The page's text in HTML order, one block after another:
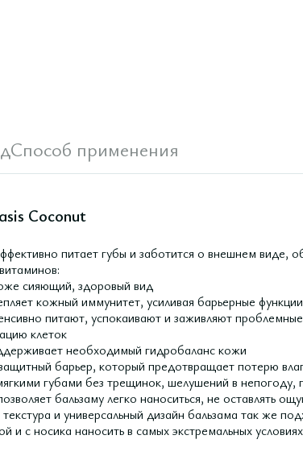
Способ применения
Coconut
питает губы и заботится о внешнем виде,
сияющий, здоровый вид
кожный иммунитет, усиливая барьерные функции
питают, успокаивают и заживляют проблемные
клеток
необходимый гидробаланс кожи
барьер, который предотвращает потерю
губами без трещинок, шелушений в непогоду,
бальзаму легко наноситься, не оставлять
и универсальный дизайн бальзама так же
с носика наносить в самых экстремальных